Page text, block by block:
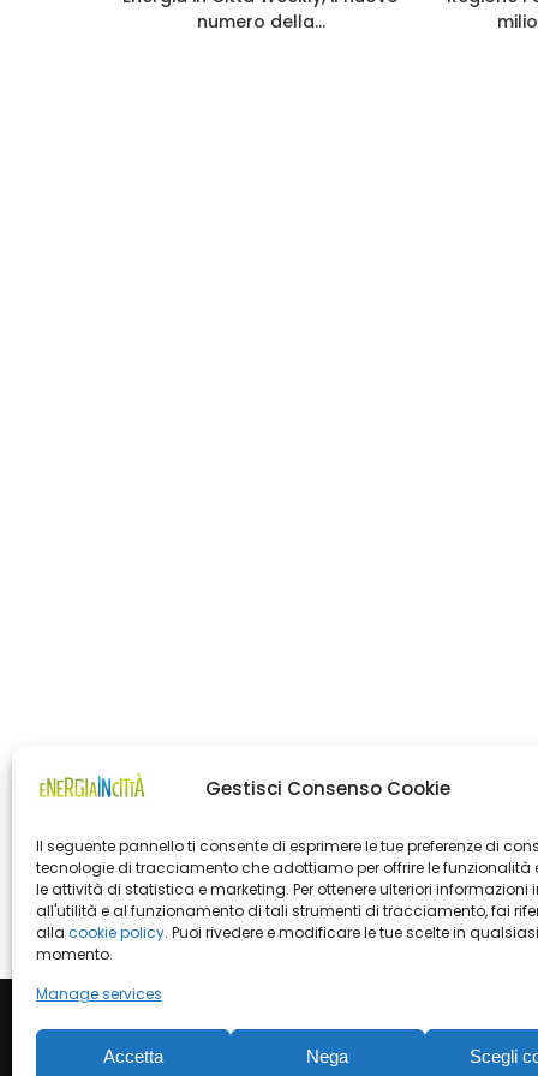
Gestisci Consenso Cookie
Il seguente pannello ti consente di esprimere le tue preferenze di
tecnologie di tracciamento che adottiamo per offrire le funzionalità
le attività di statistica e marketing. Per ottenere ulteriori informazioni
all'utilità e al funzionamento di tali strumenti di tracciamento, fai
alla cookie policy. Puoi rivedere e modificare le tue scelte in qualsiasi
momento.
Manage services
Accetta Nega Scegli
numero della...